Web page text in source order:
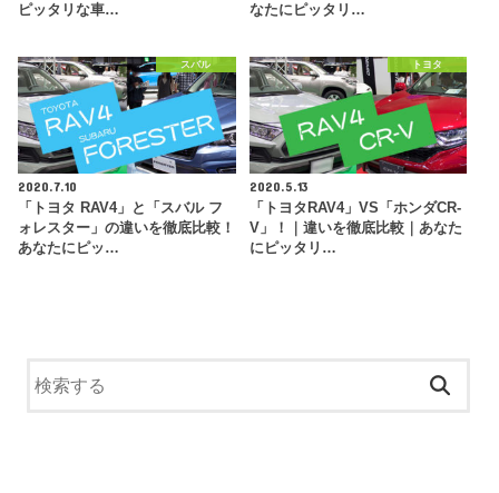
ピッタリな車…
なたにピッタリ…
スバル
2020.7.10
「トヨタ RAV4」と「スバル フ
ォレスター」の違いを徹底比較！
あなたにピッ…
トヨタ
2020.5.13
「トヨタRAV4」VS「ホンダCR-
V」！｜違いを徹底比較｜あなた
にピッタリ…